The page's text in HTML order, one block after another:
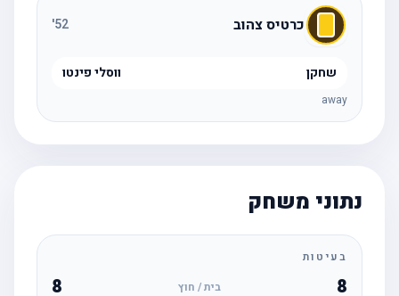
כרטיס צהוב 52
'
שחקן ווסלי פינטו
away
נתוני משחק
בעיטות
בית / חוץ